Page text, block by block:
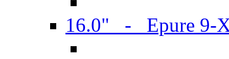
16.0" - Epure 9-